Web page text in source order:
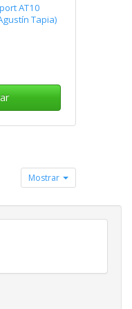
AT10
Tapia)
Mostrar